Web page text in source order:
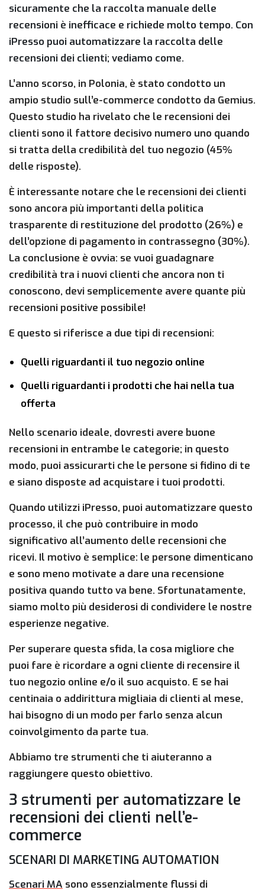
sicuramente che la raccolta manuale delle
recensioni è inefficace e richiede molto tempo. Con
iPresso puoi automatizzare la raccolta delle
recensioni dei clienti; vediamo come.
L’anno scorso, in Polonia, è stato condotto un
ampio studio sull’e-commerce condotto da Gemius.
Questo studio ha rivelato che le recensioni dei
clienti sono il fattore decisivo numero uno quando
si tratta della credibilità del tuo negozio (45%
delle risposte).
È interessante notare che le recensioni dei clienti
sono ancora più importanti della politica
trasparente di restituzione del prodotto (26%) e
dell’opzione di pagamento in contrassegno (30%).
La conclusione è ovvia: se vuoi guadagnare
credibilità tra i nuovi clienti che ancora non ti
conoscono, devi semplicemente avere quante più
recensioni positive possibile!
E questo si riferisce a due tipi di recensioni:
Quelli riguardanti il tuo negozio online
Quelli riguardanti i prodotti che hai nella tua
offerta
Nello scenario ideale, dovresti avere buone
recensioni in entrambe le categorie; in questo
modo, puoi assicurarti che le persone si fidino di te
e siano disposte ad acquistare i tuoi prodotti.
Quando utilizzi iPresso, puoi automatizzare questo
processo, il che può contribuire in modo
significativo all’aumento delle recensioni che
ricevi. Il motivo è semplice: le persone dimenticano
e sono meno motivate a dare una recensione
positiva quando tutto va bene. Sfortunatamente,
siamo molto più desiderosi di condividere le nostre
esperienze negative.
Per superare questa sfida, la cosa migliore che
puoi fare è ricordare a ogni cliente di recensire il
tuo negozio online e/o il suo acquisto. E se hai
centinaia o addirittura migliaia di clienti al mese,
hai bisogno di un modo per farlo senza alcun
coinvolgimento da parte tua.
Abbiamo tre strumenti che ti aiuteranno a
raggiungere questo obiettivo.
3 strumenti per automatizzare le
recensioni dei clienti nell’e-
commerce
SCENARI DI MARKETING AUTOMATION
Scenari MA sono essenzialmente flussi di